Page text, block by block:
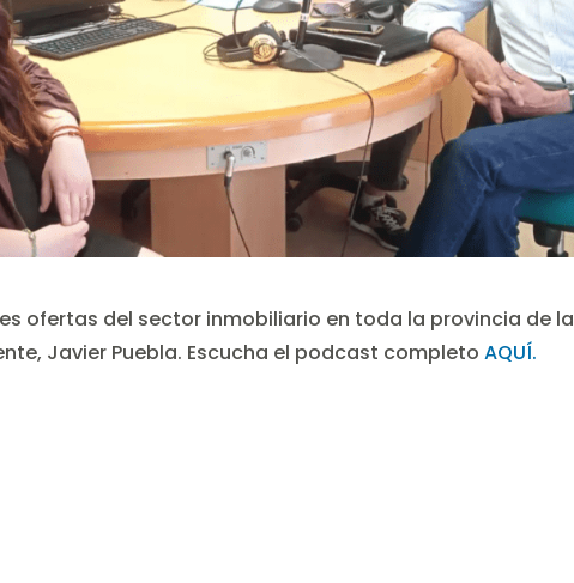
ofertas del sector inmobiliario en toda la provincia de la
Javier Puebla. Escucha el podcast completoAQUÍ.